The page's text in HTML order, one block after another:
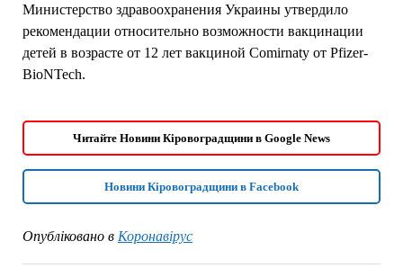
Министерство здравоохранения Украины утвердило
рекомендации относительно возможности вакцинации
детей в возрасте от 12 лет вакциной Comirnaty от Pfizer-
BioNTech.
Читайте Новини Кіровоградщини в Google News
Новини Кіровоградщини в Facebook
Опубліковано в Коронавірус